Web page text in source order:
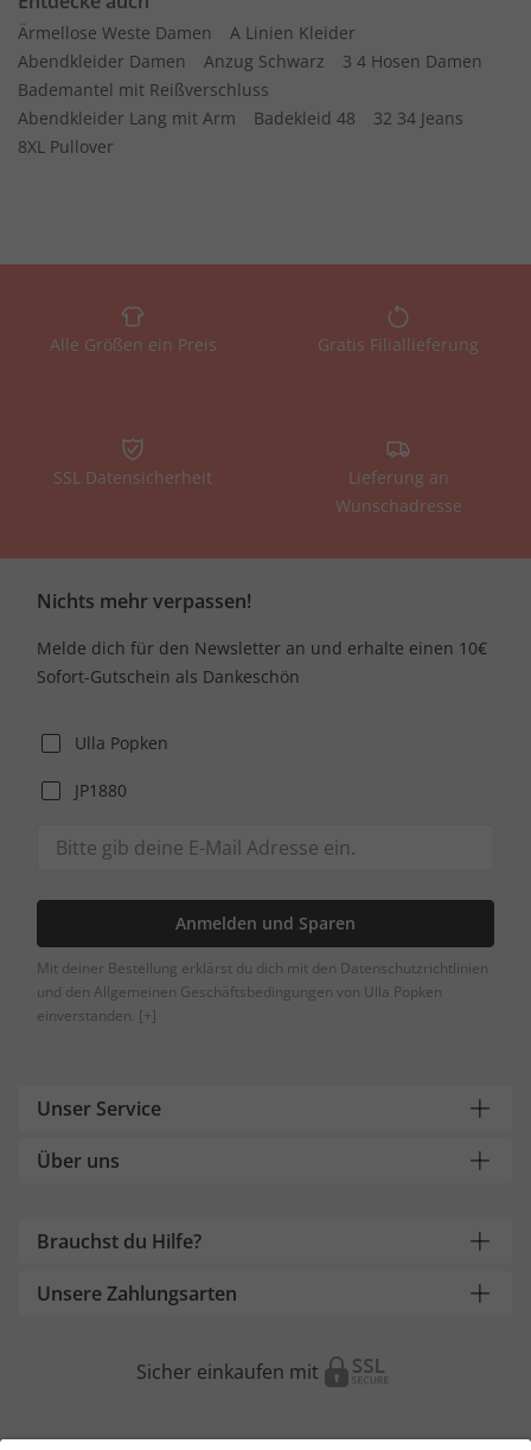
Ärmellose Weste Damen
A Linien Kleider
Abendkleider Damen
Anzug Schwarz
3 4 Hosen Damen
Bademantel mit Reißverschluss
Abendkleider Lang mit Arm
Badekleid 48
32 34 Jeans
8XL Pullover
Alle Größen ein Preis Gratis Filiallieferung
SSL Datensicherheit
Lieferung an
Wunschadresse
Nichts mehr verpassen!
Melde dich für den Newsletter an und erhalte einen 10€
Sofort-Gutschein als Dankeschön
Ulla Popken
JP1880
Anmelden und Sparen
Mit deiner Bestellung erklärst du dich mit den Datenschutzrichtlinien
und den Allgemeinen Geschäftsbedingungen von Ulla Popken
einverstanden. [+]
Unser Service
Über uns
Brauchst du Hilfe?
Unsere Zahlungsarten
Sicher einkaufen mit